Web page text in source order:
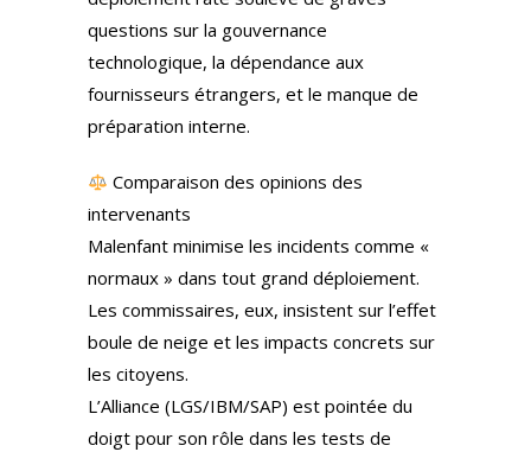
questions sur la gouvernance
technologique, la dépendance aux
fournisseurs étrangers, et le manque de
préparation interne.
Comparaison des opinions des
intervenants
Malenfant minimise les incidents comme «
normaux » dans tout grand déploiement.
Les commissaires, eux, insistent sur l’effet
boule de neige et les impacts concrets sur
les citoyens.
L’Alliance (LGS/IBM/SAP) est pointée du
doigt pour son rôle dans les tests de